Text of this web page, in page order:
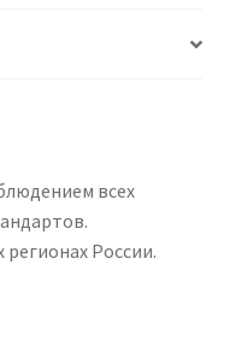
всех
России.